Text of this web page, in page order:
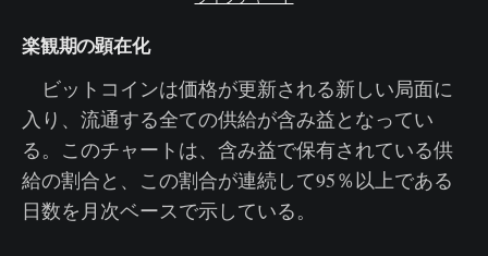
楽観期の顕在化
ビットコインは価格が更新される新しい局面に
入り、流通する全ての供給が含み益となってい
る。このチャートは、含み益で保有されている供
給の割合と、この割合が連続して95％以上である
日数を月次ベースで示している。